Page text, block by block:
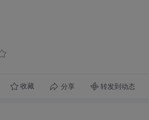
收藏 分享 转发到动态